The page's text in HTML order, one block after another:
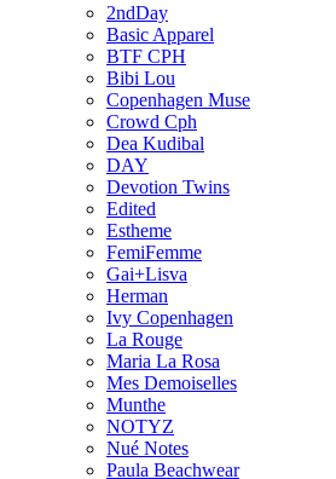
2ndDay
Basic Apparel
BTF CPH
Bibi Lou
Copenhagen Muse
Crowd Cph
Dea Kudibal
DAY
Devotion Twins
Edited
Estheme
FemiFemme
Gai+Lisva
Herman
Ivy Copenhagen
La Rouge
Maria La Rosa
Mes Demoiselles
Munthe
NOTYZ
Nué Notes
Paula Beachwear